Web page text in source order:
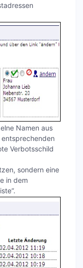
Namen aus
Verbotsschild
sondern eine
in dem